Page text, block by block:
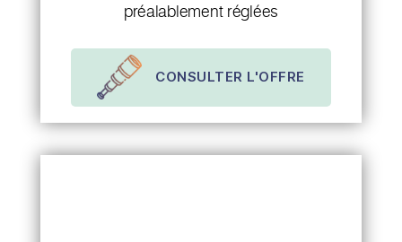
préalablement réglées
CONSULTER L'OFFRE